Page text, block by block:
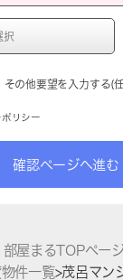
その他要望を入力する(任
リシー
確認ページへ進む
屋まるTOPペー
件一覧>茂呂マン